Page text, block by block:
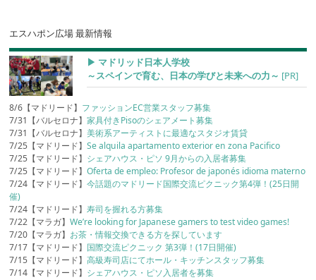
エスハポン広場 最新情報
▶︎ マドリッド日本人学校
～スペインで育む、日本の学びと未来への力～ [PR]
8/6【マドリード】 ファッションEC営業スタッフ募集
7/31【バルセロナ】家具付きPisoのシェアメート募集
7/31【バルセロナ】美術系アーティストに最適なスタジオ賃貸
7/25【マドリード】Se alquila apartamento exterior en zona Pacifico
7/25【マドリード】 シェアハウス・ピソ 9月からの入居者募集
7/25【マドリード】Oferta de empleo: Profesor de japonés idioma materno
7/24【マドリード】今話題のマドリード国際交流ピクニック第4弾！(25日開
催)
7/24【マドリード】寿司を握れる方募集
7/22【マラガ】We’re looking for Japanese gamers to test video games!
7/20【マラガ】 お茶・情報交換できる方を探しています
7/17【マドリード】 国際交流ピクニック 第3弾！(17日開催)
7/15【マドリード】高級寿司店にてホール・キッチンスタッフ募集
7/14【マドリード】 シェアハウス・ピソ入居者を募集